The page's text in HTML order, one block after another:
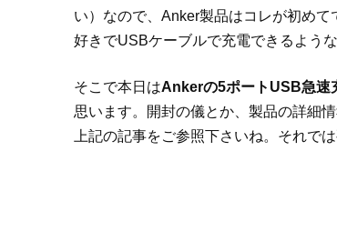
い）なので、Anker製品はコレが初め
好きでUSBケーブルで充電できるよう
そこで本日はAnkerの5ポートUSB急速
思います。開封の儀とか、製品の詳細
上記の記事をご参照下さいね。それで